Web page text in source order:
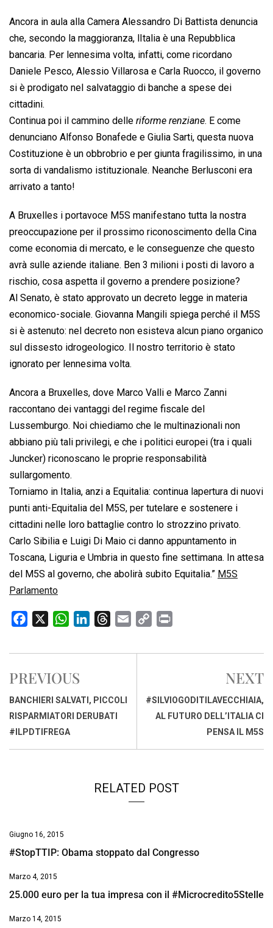
Ancora in aula alla Camera Alessandro Di Battista denuncia
che, secondo la maggioranza, lItalia è una Repubblica
bancaria. Per lennesima volta, infatti, come ricordano
Daniele Pesco, Alessio Villarosa e Carla Ruocco, il governo
si è prodigato nel salvataggio di banche a spese dei
cittadini.
Continua poi il cammino delle  riforme renziane. E come
denunciano Alfonso Bonafede e Giulia Sarti, questa nuova
Costituzione è un obbrobrio e per giunta fragilissimo, in una
sorta di vandalismo istituzionale. Neanche Berlusconi era
arrivato a tanto!
A Bruxelles i portavoce M5S manifestano tutta la nostra
preoccupazione per il prossimo riconoscimento della Cina
come economia di mercato, e le conseguenze che questo
avrà sulle aziende italiane. Ben 3 milioni i posti di lavoro a
rischio, cosa aspetta il governo a prendere posizione?
Al Senato, è stato approvato un decreto legge in materia
economico-sociale. Giovanna Mangili spiega perché il M5S
si è astenuto: nel decreto non esisteva alcun piano organico
sul dissesto idrogeologico. Il nostro territorio è stato
ignorato per lennesima volta.
Ancora a Bruxelles, dove Marco Valli e Marco Zanni
raccontano dei vantaggi del regime fiscale del
Lussemburgo. Noi chiediamo che le multinazionali non
abbiano più tali privilegi, e che i politici europei (tra i quali
Juncker) riconoscano le proprie responsabilità
sullargomento.
Torniamo in Italia, anzi a Equitalia: continua lapertura di nuovi
punti anti-Equitalia del M5S, per tutelare e sostenere i
cittadini nelle loro battaglie contro lo strozzino privato.
Carlo Sibilia e Luigi Di Maio ci danno appuntamento in
Toscana, Liguria e Umbria in questo fine settimana. In attesa
del M5S al governo, che abolirà subito Equitalia.” M5S
Parlamento
c
b
o
o
k
W
a
s
A
p
p
n
d
I
r
d
s
a
p
i
n
i
PREVIOUS
BANCHIERI SALVATI, PICCOLI
RISPARMIATORI DERUBATI
#ILPDTIFREGA
NEXT
#SILVIOGODITILAVECCHIAIA,
AL FUTURO DELL’ITALIA CI
PENSA IL M5S
RELATED POST
Giugno 16, 2015
#StopTTIP: Obama stoppato dal Congresso
Marzo 4, 2015
25.000 euro per la tua impresa con il #Microcredito5Stelle
Marzo 14, 2015